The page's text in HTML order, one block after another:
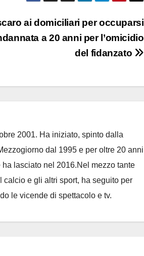
ai domiciliari per occuparsi
a 20 anni per l’omicidio
del fidanzato
2001. Ha iniziato, spinto dalla
dal 1995 e per oltre 20 anni
lasciato nel 2016.Nel mezzo tante
e gli altri sport, ha seguito per
le vicende di spettacolo e tv.